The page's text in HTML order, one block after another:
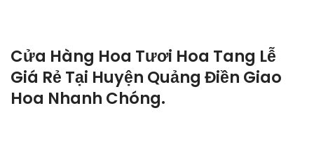
Cửa Hàng Hoa Tươi Hoa Tang Lễ
Giá Rẻ Tại Huyện Quảng Điền Giao
Hoa Nhanh Chóng.